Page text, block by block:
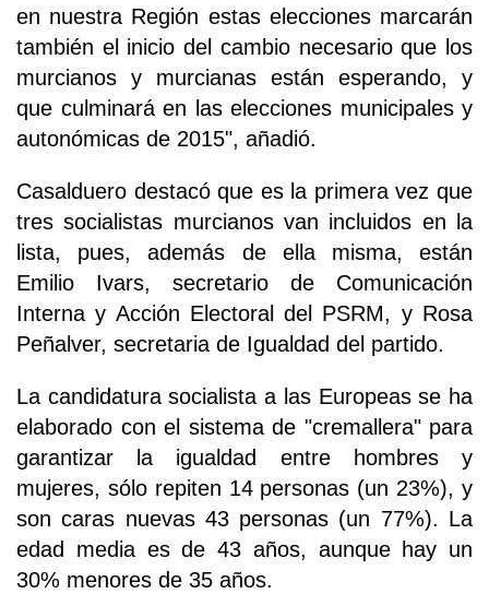
en nuestra Región estas elecciones marcarán
también el inicio del cambio necesario que los
murcianos y murcianas están esperando, y
que culminará en las elecciones municipales y
autonómicas de 2015", añadió.
Casalduero destacó que es la primera vez que
tres socialistas murcianos van incluidos en la
lista, pues, además de ella misma, están
Emilio Ivars, secretario de Comunicación
Interna y Acción Electoral del PSRM, y Rosa
Peñalver, secretaria de Igualdad del partido.
La candidatura socialista a las Europeas se ha
elaborado con el sistema de "cremallera" para
garantizar la igualdad entre hombres y
mujeres, sólo repiten 14 personas (un 23%), y
son caras nuevas 43 personas (un 77%). La
edad media es de 43 años, aunque hay un
30% menores de 35 años.